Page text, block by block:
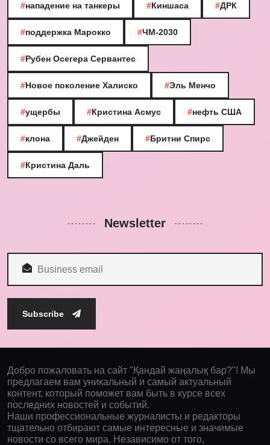
#нападение на танкеры #Киншаса #ДРК
#поддержка Марокко #ЧМ-2030
#Рубен Осегера Сервантес
#Новое поколение Халиско #Эль Менчо
#ущербы #Кристина Асмус #нефть США
#клона #Джейден #Бритни Спирс
#Кристина Даль
Newsletter
Subscribe
Добро пожаловать на сайт "Қандай жаңалық бар?"! Мы
предлагаем вам уникальный и самый актуальный
контент, который поможет вам быть в курсе всех
последних новостей и событий.
Наши профессиональные журналисты и редакторы
тщательно отбирают самые интересные и значимые
новости со всего мира. Независимо от того,